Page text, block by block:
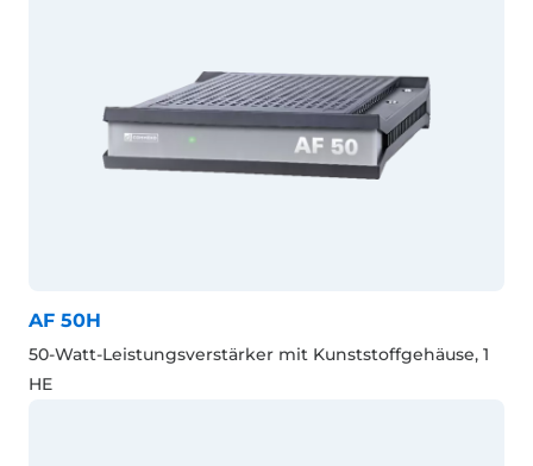
AF 50H
50-Watt-Leistungsverstärker mit Kunststoffgehäuse, 1
HE